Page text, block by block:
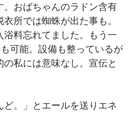
おばちゃんのラドン含有
所では蜘蛛が出た事も。
料忘れてました。もう一
可能。設備も整っているが
私には意味なし。宣伝と
。」とエールを送りエネ